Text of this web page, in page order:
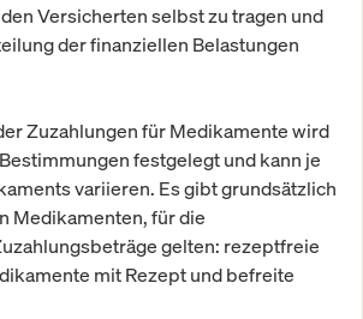
Versicherten selbst zu tragen und
der finanziellen Belastungen
Zuzahlungen für Medikamente wird
festgelegt und kann je
variieren. Es gibt grundsätzlich
Medikamenten, für die
gelten: rezeptfreie
mit Rezept und befreite